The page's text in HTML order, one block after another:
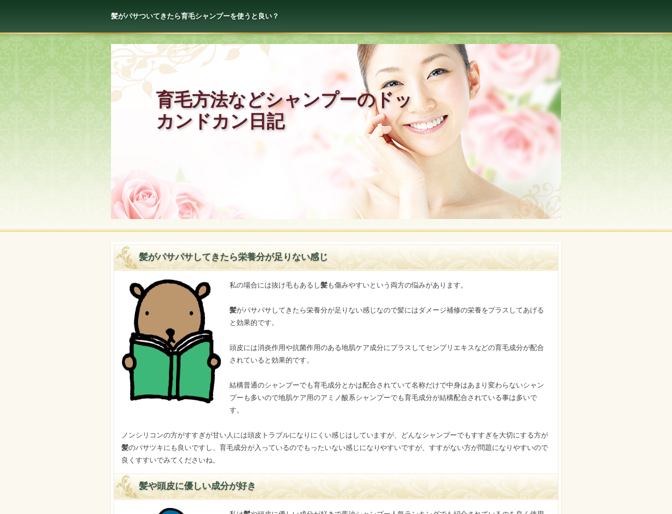
髪がパサついてきたら育毛シャンプーを使うと良い？
育毛方法などシャンプーのドッ
カンドカン日記
髪がパサパサしてきたら栄養分が足りない感じ
私の場合には抜け毛もあるし髪も傷みやすいという両方の悩みがあります。
髪がパサパサしてきたら栄養分が足りない感じなので髪にはダメージ補修の栄養をプラスしてあげる
と効果的です。
頭皮には消炎作用や抗菌作用のある地肌ケア成分にプラスしてセンブリエキスなどの育毛成分が配合
されていると効果的です。
結構普通のシャンプーでも育毛成分とかは配合されていて名称だけで中身はあまり変わらないシャン
プーも多いので地肌ケア用のアミノ酸系シャンプーでも育毛成分が結構配合されている事は多いで
す。
ノンシリコンの方がすすぎが甘い人には頭皮トラブルになりにくい感じはしていますが、どんなシャンプーでもすすぎを大切にする方が
髪のパサツキにも良いですし、育毛成分が入っているのでもったいない感じになりやすいですが、すすがない方が問題になりやすいので
良くすすいでみてくださいね。
髪や頭皮に優しい成分が好き